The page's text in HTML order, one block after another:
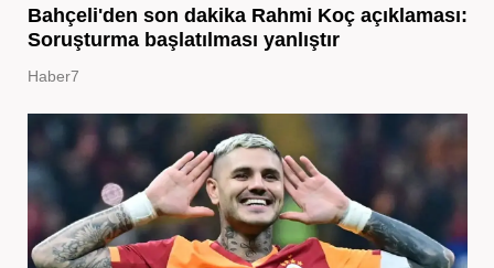
Bahçeli'den son dakika Rahmi Koç açıklaması:
Soruşturma başlatılması yanlıştır
Haber7